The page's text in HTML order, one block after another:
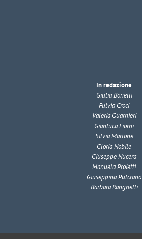
In redazione
Giulia Bonelli
Fulvia Croci
Valeria Guarnieri
Gianluca Liorni
Silvia Martone
Gloria Nobile
Giuseppe Nucera
Manuela Proietti
Giuseppina Pulcrano
Barbara Ranghelli